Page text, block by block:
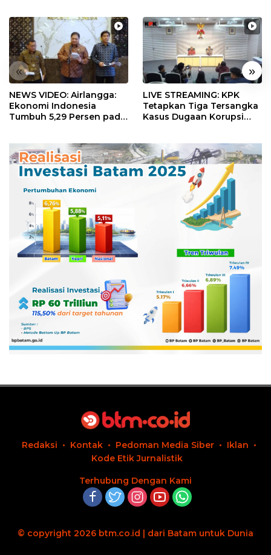
« »
NEWS VIDEO: Airlangga:
Ekonomi Indonesia
Tumbuh 5,29 Persen pada
LIVE STREAMING: KPK
Tetapkan Tiga Tersangka
Kasus Dugaan Korupsi
Redaksi Kontak Pedoman Media Siber
Iklan
Kode Etik Jurnalistik
Terhubung Dengan Kami
© copyright 2026 btm.co.id | dari Batam untuk Dunia